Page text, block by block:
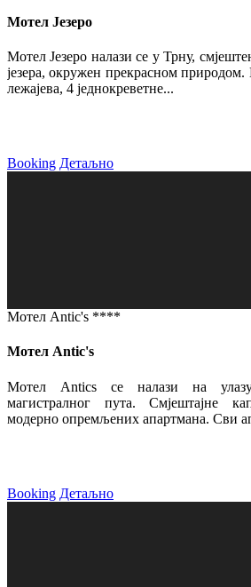
Мотел Језеро
Мотел Језеро налази се у Трну,
језера, окружен прекрасном
лежајева, 4 једнокреветне...
Booking Детаљно
Мотел Antic's ****
Мотел Antic's
Мотел Antics се налази на
магистралног пута. Смјештајне
модерно опремљених апартмана. Сви
Booking Детаљно